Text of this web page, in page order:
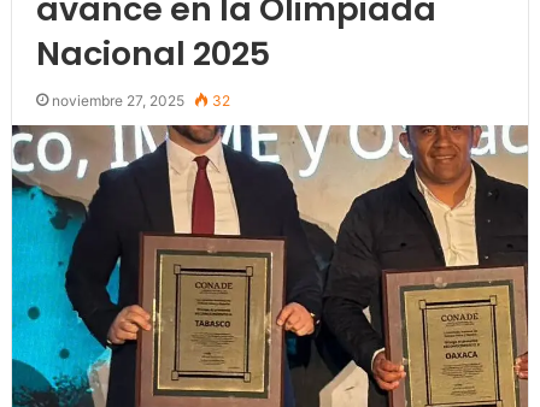
Nacional 2025
noviembre 27, 2025 32